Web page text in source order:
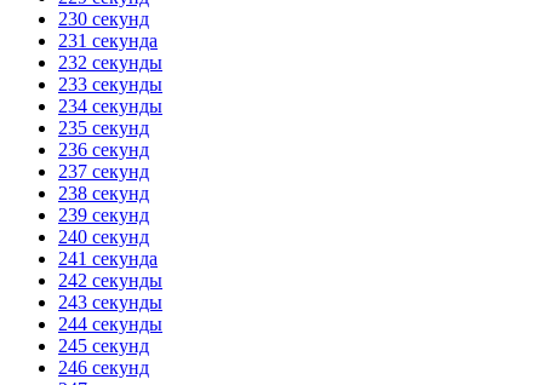
230 секунд
231 секунда
232 секунды
233 секунды
234 секунды
235 секунд
236 секунд
237 секунд
238 секунд
239 секунд
240 секунд
241 секунда
242 секунды
243 секунды
244 секунды
245 секунд
246 секунд